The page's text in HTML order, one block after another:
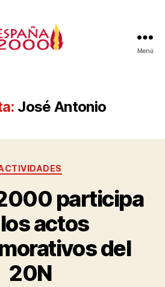
Menú
José Antonio
participa
actos
del
20N